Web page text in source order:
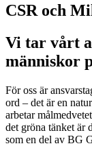
CSR och
Vi tar vårt
människor
För oss är
ord – det är en
arbetar
det gröna tänket är
som en del av BG